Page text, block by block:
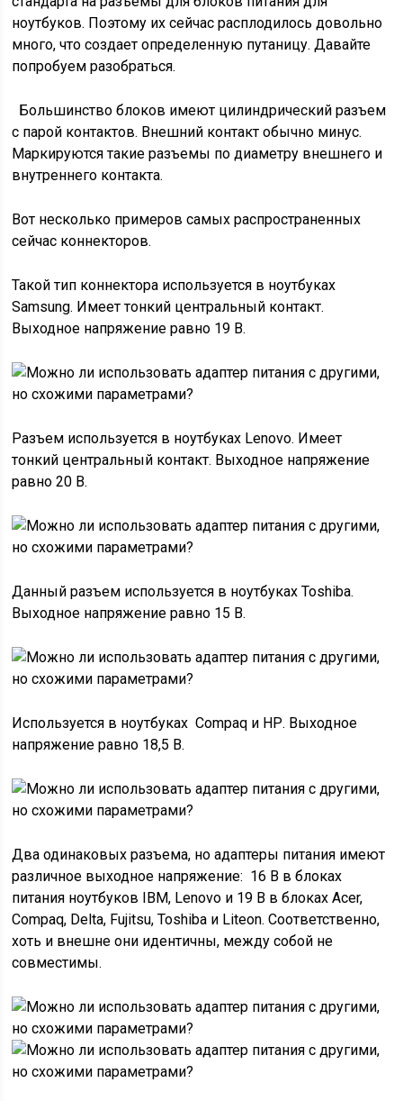
ноутбуков. Поэтому их сейчас расплодилось довольно
много, что создает определенную путаницу. Давайте
попробуем разобраться.
Большинство блоков имеют цилиндрический разъем
с парой контактов. Внешний контакт обычно минус.
Маркируются такие разъемы по диаметру внешнего и
внутреннего контакта.
Вот несколько примеров самых распространенных
сейчас коннекторов.
Такой тип коннектора используется в ноутбуках
Samsung. Имеет тонкий центральный контакт.
Выходное напряжение равно 19 В.
Разъем используется в ноутбуках Lenovo. Имеет
тонкий центральный контакт. Выходное напряжение
равно 20 В.
Данный разъем используется в ноутбуках Toshiba.
Выходное напряжение равно 15 В.
Используется в ноутбуках Compaq и НР. Выходное
напряжение равно 18,5 В.
Два одинаковых разъема, но адаптеры питания имеют
различное выходное напряжение: 16 В в блоках
питания ноутбуков IBM, Lenovo и 19 В в блоках Acer,
Compaq, Delta, Fujitsu, Toshiba и Liteon. Соответственно,
хоть и внешне они идентичны, между собой не
совместимы.